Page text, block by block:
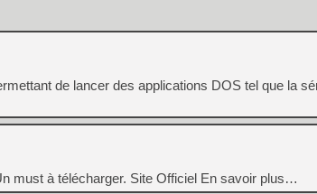
[LS] [PS5] ps5-y2jb-
[GK] Pourquoi Marvel
[GK] Test : Restory : Chill
[GK] GTA 6 : Rockstar
[GK] Hot Wheels Infinite
[GK] Mémoire cash -
[GK] Résultats Nintendo :
[GK] Déjà des
[Mo5] Brickboy cherche à
[GK] Minecraft et ses «
de lancer des applications DOS tel que la
must à télécharger. Site Officiel En savoir plus…